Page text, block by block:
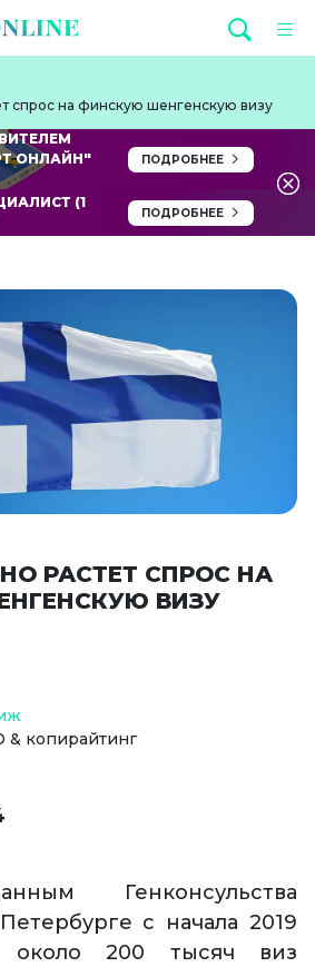
спрос на финскую шенгенскую визу
ОНЛАЙН"
ПОДРОБНЕЕ
(1
ПОДРОБНЕЕ
РАСТЕТ СПРОС НА
ВИЗУ
& копирайтинг
Генконсульства
с начала 2019
около 200 тысяч виз